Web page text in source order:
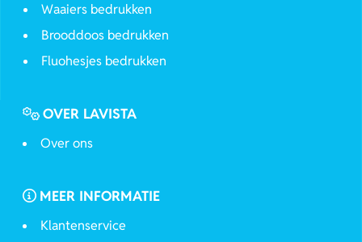
Waaiers bedrukken
Brooddoos bedrukken
Fluohesjes bedrukken
OVER LAVISTA
Over ons
MEER INFORMATIE
Klantenservice